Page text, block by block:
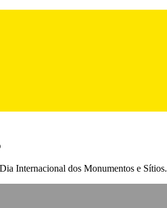
Internacional dos Monumentos e Sítios.